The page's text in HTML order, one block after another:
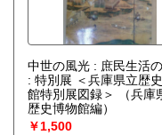
中世の風光 : 庶民生活
: 特別展 ＜兵庫県立歴
館特別展図録＞
（兵庫
歴史博物館編）
￥1,500